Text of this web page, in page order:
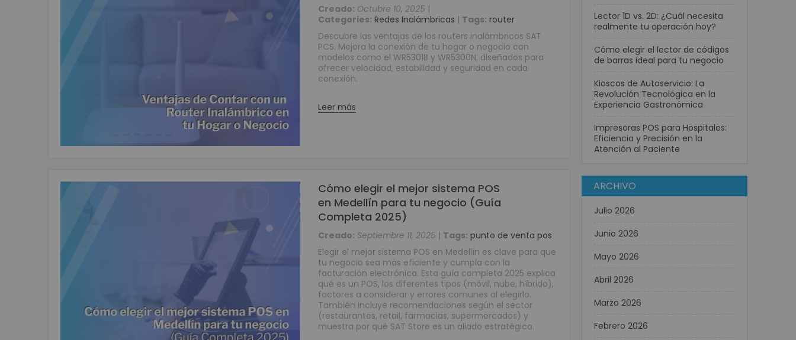
Monitores
Tabletas Graficas
Productos en Remate
SeÃ±alización Digital Interactiva
Creado: Octubre 10, 2025 |
Categories: Redes Inalámbricas | Tags: router
Descubre las ventajas de los routers inalámbricos SAT
PCS. Mejora la conexión de tu hogar o negocio con
modelos como el WR5301B y WR5300N, diseñados para
ofrecer velocidad, estabilidad y seguridad en cada
conexión.
Leer más
Cómo elegir el mejor sistema POS
en Medellín para tu negocio (Guía
Completa 2025)
Creado: Septiembre 11, 2025 | Tags: punto de venta pos
Elegir el mejor sistema POS en Medellín es clave para que
tu negocio sea más eficiente y cumpla con la
facturación electrónica. Esta guía completa 2025 explica
qué es un POS, los diferentes tipos (móvil, nube, híbrido),
factores a considerar y errores comunes al elegirlo.
También incluye recomendaciones según el sector
(restaurantes, retail, farmacias, supermercados) y
muestra por qué SAT Store es un aliado estratégico.
Lector 1D vs. 2D: ¿Cuál necesita
realmente tu operación hoy?
Cómo elegir el lector de códigos
de barras ideal para tu negocio
Kioscos de Autoservicio: La
Revolución Tecnológica en la
Experiencia Gastronómica
Impresoras POS para Hospitales:
Eficiencia y Precisión en la
Atención al Paciente
ARCHIVO
Julio 2026
Junio 2026
Mayo 2026
Abril 2026
Marzo 2026
Febrero 2026